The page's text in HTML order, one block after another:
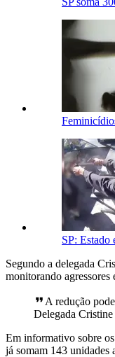
SP: Estado
Segundo a delegada
monitorando agressores
A redução
Delegada
Em informativo sobre
já somam 143 unidades